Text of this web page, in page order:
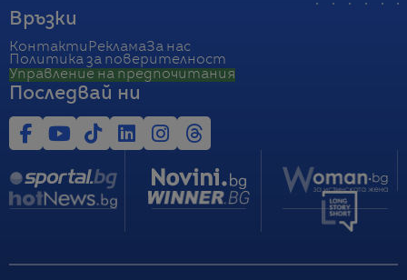
Връзки
Контакти РекламаЗа нас
Политика за поверителност
Управление на предпочитания
Последвай ни